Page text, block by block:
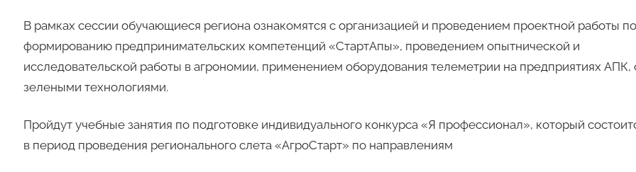
В рамках сессии обучающиеся региона ознакомятся с организацией и проведением проектной работы по
формированию предпринимательских компетенций «СтартАпы», проведением опытнической и
исследовательской работы в агрономии, применением оборудования телеметрии на предприятиях АПК,
зелеными технологиями.
Пройдут учебные занятия по подготовке индивидуального конкурса «Я профессионал», который
в период проведения регионального слета «АгроСтарт» по направлениям